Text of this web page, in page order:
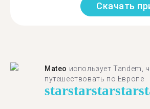
Скачать
Mateo использует Tandem,
путешествовать по Европе
starstarstarstar